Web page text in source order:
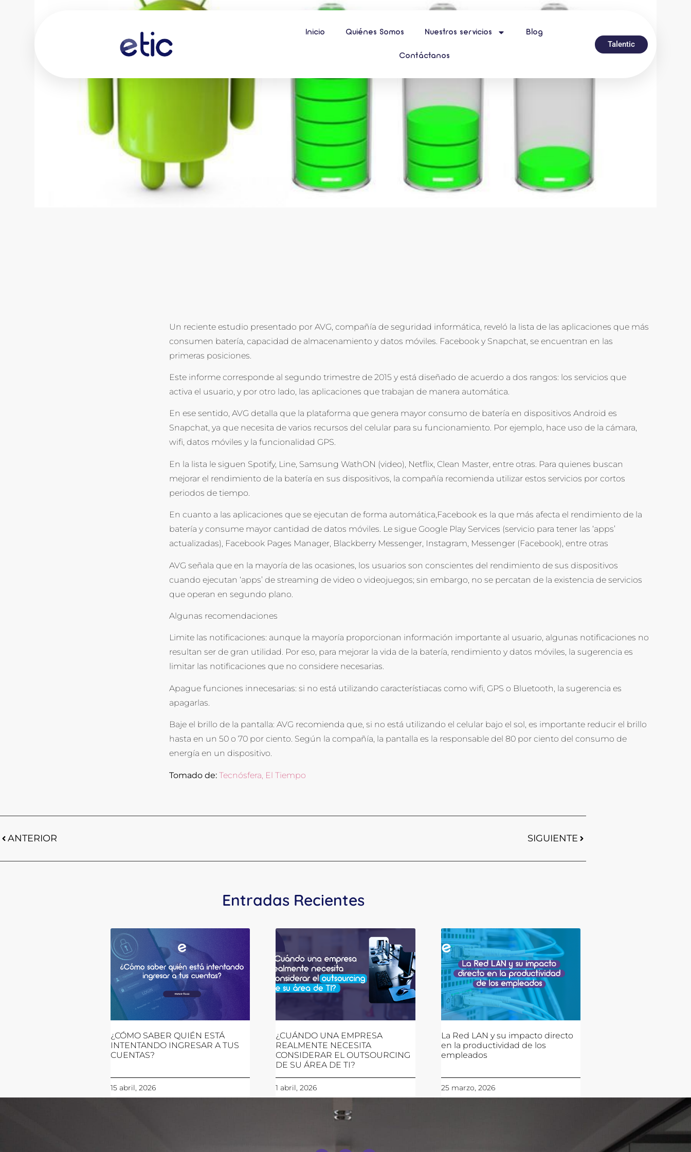
Inicio Quiénes Somos Nuestros servicios Blog
Contáctanos
Talentic
Un reciente estudio presentado por AVG, compañía de seguridad informática, reveló la lista de las aplicaciones que más
consumen batería, capacidad de almacenamiento y datos móviles. Facebook y Snapchat, se encuentran en las
primeras posiciones.
Este informe corresponde al segundo trimestre de 2015 y está diseñado de acuerdo a dos rangos: los servicios que
activa el usuario, y por otro lado, las aplicaciones que trabajan de manera automática.
En ese sentido, AVG detalla que la plataforma que genera mayor consumo de batería en dispositivos Android es
Snapchat, ya que necesita de varios recursos del celular para su funcionamiento. Por ejemplo, hace uso de la cámara,
wifi, datos móviles y la funcionalidad GPS.
En la lista le siguen Spotify, Line, Samsung WathON (video), Netflix, Clean Master, entre otras. Para quienes buscan
mejorar el rendimiento de la batería en sus dispositivos, la compañía recomienda utilizar estos servicios por cortos
periodos de tiempo.
En cuanto a las aplicaciones que se ejecutan de forma automática,Facebook es la que más afecta el rendimiento de la
batería y consume mayor cantidad de datos móviles. Le sigue Google Play Services (servicio para tener las ‘apps’
actualizadas), Facebook Pages Manager, Blackberry Messenger, Instagram, Messenger (Facebook), entre otras
AVG señala que en la mayoría de las ocasiones, los usuarios son conscientes del rendimiento de sus dispositivos
cuando ejecutan ‘apps’ de streaming de video o videojuegos; sin embargo, no se percatan de la existencia de servicios
que operan en segundo plano.
Algunas recomendaciones
Limite las notificaciones: aunque la mayoría proporcionan información importante al usuario, algunas notificaciones no
resultan ser de gran utilidad. Por eso, para mejorar la vida de la batería, rendimiento y datos móviles, la sugerencia es
limitar las notificaciones que no considere necesarias.
Apague funciones innecesarias: si no está utilizando característiacas como wifi, GPS o Bluetooth, la sugerencia es
apagarlas.
Baje el brillo de la pantalla: AVG recomienda que, si no está utilizando el celular bajo el sol, es importante reducir el brillo
hasta en un 50 o 70 por ciento. Según la compañía, la pantalla es la responsable del 80 por ciento del consumo de
energía en un dispositivo.
Tomado de: Tecnósfera, El Tiempo
ANTERIOR SIGUIENTE
Entradas Recientes
¿CÓMO SABER QUIÉN ESTÁ
INTENTANDO INGRESAR A TUS
CUENTAS?
15 abril, 2026
¿CUÁNDO UNA EMPRESA
REALMENTE NECESITA
CONSIDERAR EL OUTSOURCING
DE SU ÁREA DE TI?
1 abril, 2026
La Red LAN y su impacto directo
en la productividad de los
empleados
25 marzo, 2026